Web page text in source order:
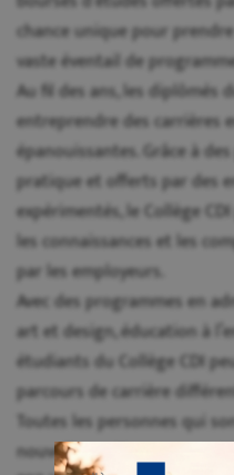
chance unique pour
vaste éventail de
Au fil des ans, les diplômés
entreprendre des carrières
épanouissantes. Grâce à
pratique et offerts par des
expérimentés, le Collège
les connaissances et les
par les employeurs.
Avec des programmes en
art et design, éducation à
étudiants du Collège CDI
parcours de carrière
Toutes les personnes qui
nouvelle carrière peuvent